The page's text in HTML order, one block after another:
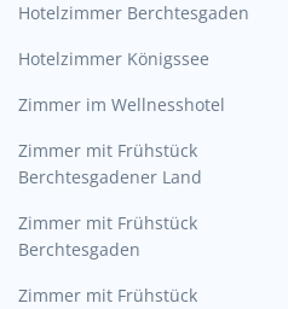
Hotelzimmer Berchtesgaden
Hotelzimmer Königssee
Zimmer im Wellnesshotel
Zimmer mit Frühstück
Berchtesgadener Land
Zimmer mit Frühstück
Berchtesgaden
Zimmer mit Frühstück